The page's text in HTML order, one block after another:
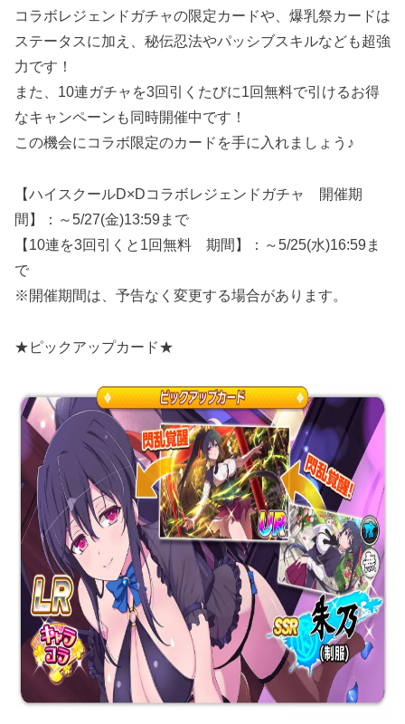
コラボレジェンドガチャの限定カードや、爆乳祭カードは
ステータスに加え、秘伝忍法やパッシブスキルなども超強
力です！
また、10連ガチャを3回引くたびに1回無料で引けるお得
なキャンペーンも同時開催中です！
この機会にコラボ限定のカードを手に入れましょう♪
【ハイスクールD×Dコラボレジェンドガチャ 開催期
間】：～5/27(金)13:59まで
【10連を3回引くと1回無料 期間】：～5/25(水)16:59ま
で
※開催期間は、予告なく変更する場合があります。
★ピックアップカード★